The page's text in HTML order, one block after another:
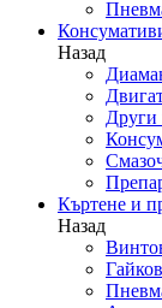
Назад
Други
Къртене и
Назад